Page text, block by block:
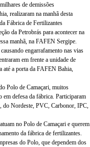
de demissões
realizaram na manhã desta
Fábrica de Fertilizantes
da Petrobrás para acontecer na
manhã, na FAFEN Sergipe.
engarrafamento nas vias
em frente a unidade de
até a porta da FAFEN Bahia,
Polo de Camaçari, muitos
defesa da fábrica. Participaram
do Nordeste, PVC, Carbonor, IPC,
no Polo de Camaçari e querem
da fábrica de fertilizantes.
do Polo, que dependem dos